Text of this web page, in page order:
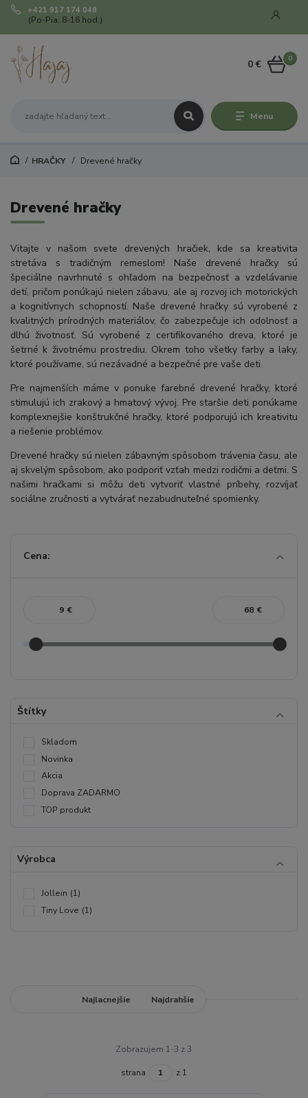
Menu
+421 917 174 048
(Po-Pia, 8-16 hod.)
0
0 €
HRAČKY Drevené hračky
Drevené hračky
Vitajte v našom svete drevených hračiek, kde sa kreativita
stretáva s tradičným remeslom! Naše drevené hračky sú
špeciálne navrhnuté s ohľadom na bezpečnosť a vzdelávanie
detí, pričom ponúkajú nielen zábavu, ale aj rozvoj ich motorických
a kognitívnych schopností. Naše drevené hračky sú vyrobené z
kvalitných prírodných materiálov, čo zabezpečuje ich odolnosť a
dlhú životnosť. Sú vyrobené z certifikovaného dreva, ktoré je
šetrné k životnému prostrediu. Okrem toho všetky farby a laky,
ktoré používame, sú nezávadné a bezpečné pre vaše deti.
Pre najmenších máme v ponuke farebné drevené hračky, ktoré
stimulujú ich zrakový a hmatový vývoj. Pre staršie deti ponúkame
komplexnejšie konštrukčné hračky, ktoré podporujú ich kreativitu
a riešenie problémov.
Drevené hračky sú nielen zábavným spôsobom trávenia času, ale
aj skvelým spôsobom, ako podporiť vzťah medzi rodičmi a deťmi. S
našimi hračkami si môžu deti vytvoriť vlastné príbehy, rozvíjať
sociálne zručnosti a vytvárať nezabudnuteľné spomienky.
Cena:
€ €
Štítky
Skladom
Novinka
Akcia
Doprava ZADARMO
TOP produkt
Výrobca
Jollein (1)
Tiny Love (1)
Najlacnejšie Najdrahšie
Zobrazujem 1-3 z 3
strana z 1